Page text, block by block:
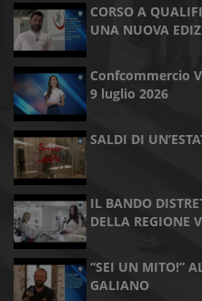
CORSO A
UNA NUOVA
Confcommercio
9 luglio 2026
SALDI DI
IL BANDO
DELLA REGIONE
“SEI UN MITO!”
GALIANO